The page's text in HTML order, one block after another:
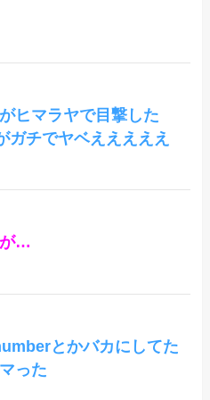
ヒマラヤで目撃した
ガチでヤベえええええ
が…
とかバカにしてた
った